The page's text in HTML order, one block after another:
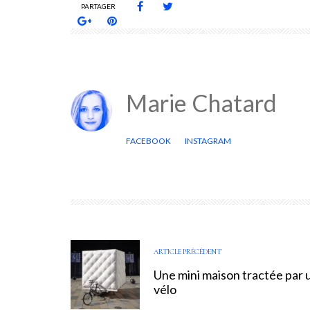
PARTAGER
Marie Chatard
FACEBOOK INSTAGRAM
ARTICLE PRÉCÉDENT
Une mini maison tractée par
vélo